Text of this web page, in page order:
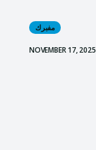
مفبرك
NOVEMBER 17, 2025